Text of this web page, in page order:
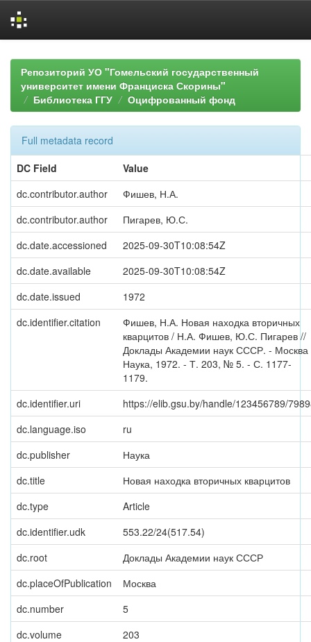
navigationРепозиторий УО "Гомельский государственный
университет имени Франциска Скорины"
Библиотека ГГУ
Оцифрованный фонд
Full metadata record
DC Field
Value
dc.contributor.author
Фишев, Н.А.
dc.contributor.author
Пигарев, Ю.С.
dc.date.accessioned
2025-09-30T10:08:54Z
dc.date.available
2025-09-30T10:08:54Z
dc.date.issued
1972
dc.identifier.citation
Фишев, Н.А. Новая находка вторичных
кварцитов / Н.А. Фишев, Ю.С. Пигарев //
Доклады Академии наук СССР. - Москва
Наука, 1972. - Т. 203, № 5. - С. 1177-
1179.
dc.identifier.uri
https://elib.gsu.by/handle/123456789/
dc.language.iso
ru
dc.publisher
Наука
dc.title
Новая находка вторичных кварцитов
dc.type
Article
dc.identifier.udk
553.22/24(517.54)
dc.root
Доклады Академии наук СССР
dc.placeOfPublication
Москва
dc.number
5
dc.volume
203